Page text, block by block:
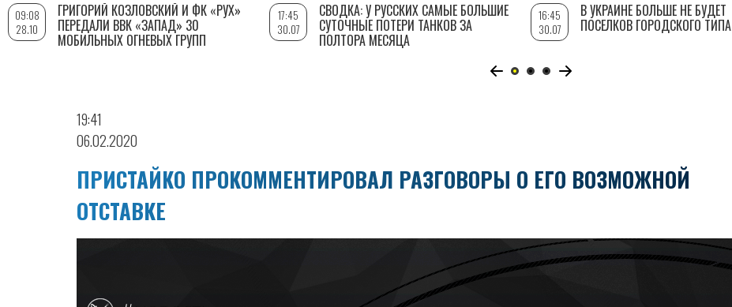
19:41
06.02.2020
ПРИСТАЙКО ПРОКОММЕНТИРОВАЛ РАЗГОВОРЫ О ЕГО ВОЗМОЖНОЙ
ОТСТАВКЕ
09:08
28.10
ГРИГОРИЙ КОЗЛОВСКИЙ И ФК «РУХ»
ПЕРЕДАЛИ ВВК «ЗАПАД» 30
МОБИЛЬНЫХ ОГНЕВЫХ ГРУПП
17:45
30.07
СВОДКА: У РУССКИХ САМЫЕ БОЛЬШИЕ
СУТОЧНЫЕ ПОТЕРИ ТАНКОВ ЗА
ПОЛТОРА МЕСЯЦА
16:45
30.07
В УКРАИНЕ БОЛЬШЕ НЕ БУДЕТ
ПОСЕЛКОВ ГОРОДСКОГО ТИПА